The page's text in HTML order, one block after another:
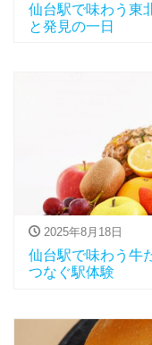
仙台駅で味わう東
と発見の一日
2025年8月18日
仙台駅で味わう牛
つなぐ駅体験